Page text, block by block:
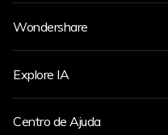
Wondershare
Explore IA
Centro de Ajuda